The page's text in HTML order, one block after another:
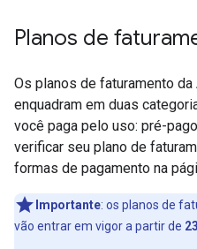
Planos de
Os planos de faturamento
enquadram em duas
você paga pelo uso: pré-
verificar seu plano de
formas de pagamento na
Importante: os planos de
vão entrar em vigor a partir de